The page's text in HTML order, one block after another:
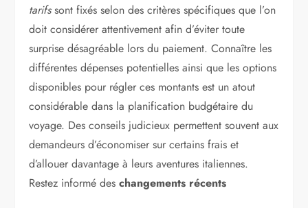
tarifssont fixés selon des critères spécifiques que l’on
doit considérer attentivement afin d’éviter toute
surprise désagréable lors du paiement. Connaître les
différentes dépenses potentielles ainsi que les options
disponibles pour régler ces montants est un atout
considérable dans la planification budgétaire du
voyage. Des conseils judicieux permettent souvent aux
demandeurs d’économiser sur certains frais et
d’allouer davantage à leurs aventures italiennes.
Restez informé deschangements récents